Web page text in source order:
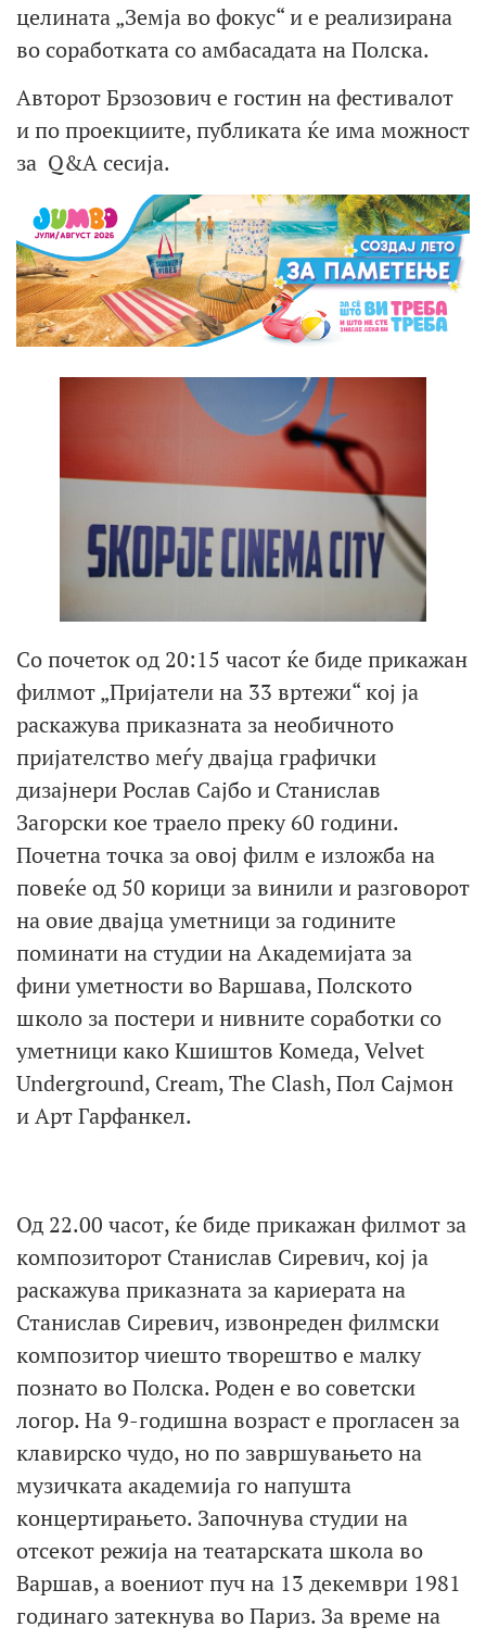
целината „Земја во фокус“ и е реализирана
во соработката со амбасадата на Полска.
Авторот Брзозович е гостин на фестивалот
и по проекциите, публиката ќе има можност
за Q&A сесија.
Со почеток од 20:15 часот ќе биде прикажан
филмот „Пријатели на 33 вртежи“ кој ја
раскажува приказната за необичното
пријателство меѓу двајца графички
дизајнери Рослав Сајбо и Станислав
Загорски кое траело преку 60 години.
Почетна точка за овој филм е изложба на
повеќе од 50 корици за винили и разговорот
на овие двајца уметници за годините
поминати на студии на Академијата за
фини уметности во Варшава, Полското
школо за постери и нивните соработки со
уметници како Кшиштов Комеда, Velvet
Underground, Cream, The Clash, Пол Сајмон
и Арт Гарфанкел.
Од 22.00 часот, ќе биде прикажан филмот за
композиторот Станислав Сиревич, кој јa
раскажува приказнатa за кариерата на
Станислав Сиревич, извонреден филмски
композитор чиешто творештво е малку
познато во Полска. Роден е во советски
логор. На 9-годишна возраст е прогласен за
клавирско чудо, но по завршувањето на
музичката академија го напушта
концертирањето. Започнува студии на
отсекот режија на театарската школа во
Варшав, а воениот пуч на 13 декември 1981
годинаго затекнува во Париз. За време на